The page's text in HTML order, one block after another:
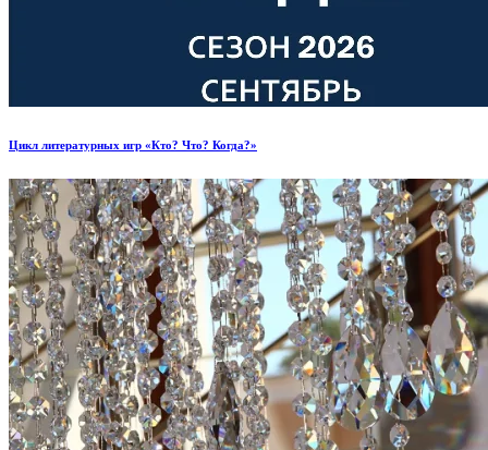
Цикл литературных игр «Кто? Что? Когда?»